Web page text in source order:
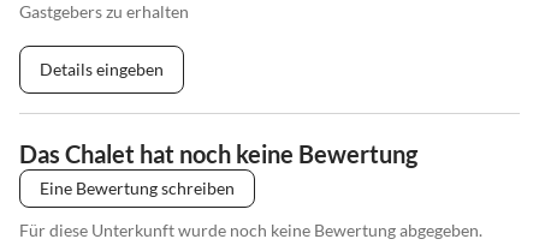
Gastgebers zu erhalten
Details eingeben
Das Chalet hat noch keine Bewertung
Eine Bewertung schreiben
Für diese Unterkunft wurde noch keine Bewertung abgegeben.